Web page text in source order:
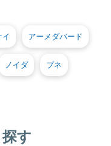
イ アーメダバード
ノイダ プネ
す